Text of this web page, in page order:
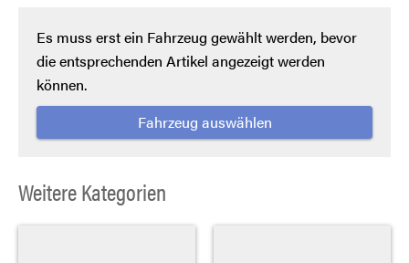
Es muss erst ein Fahrzeug gewählt werden, bevor
die entsprechenden Artikel angezeigt werden
können.
Fahrzeug auswählen
Weitere Kategorien